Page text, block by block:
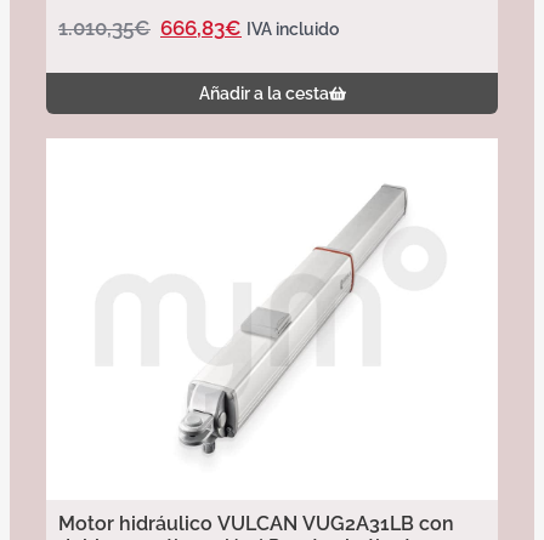
1.010,35€ 666,83€ IVA incluido
Añadir a la cesta
Motor hidráulico VULCAN VUG2A31LB con